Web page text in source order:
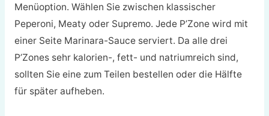
Menüoption. Wählen Sie zwischen klassischer
Peperoni, Meaty oder Supremo. Jede P’Zone wird mit
einer Seite Marinara-Sauce serviert. Da alle drei
P’Zones sehr kalorien-, fett- und natriumreich sind,
sollten Sie eine zum Teilen bestellen oder die Hälfte
für später aufheben.